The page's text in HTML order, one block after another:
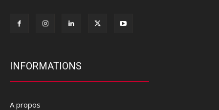
INFORMATIONS
A propos